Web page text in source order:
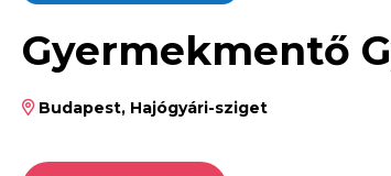
Gyermekmentő
Budapest, Hajógyári-sziget